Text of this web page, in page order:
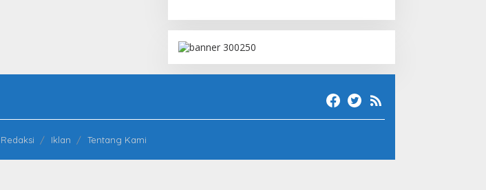
Redaksi Iklan Tentang Kami